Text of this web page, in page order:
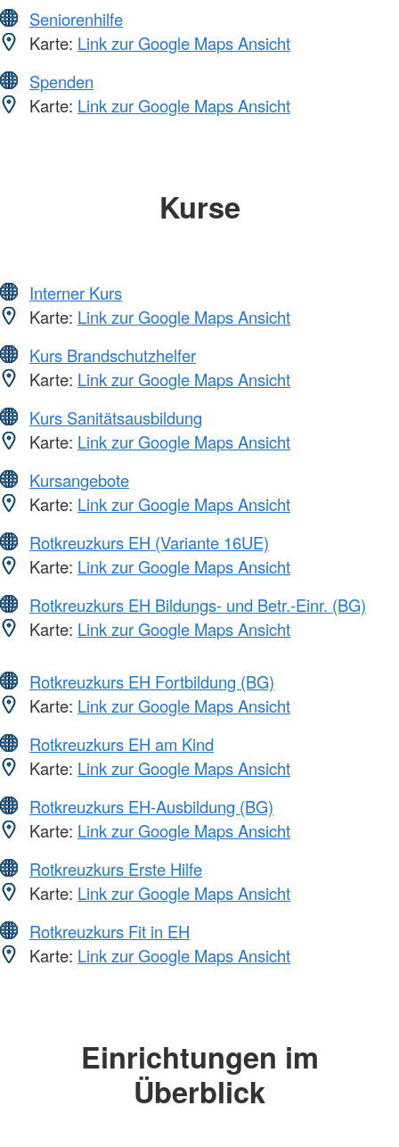
Seniorenhilfe
Karte: Link zur Google Maps Ansicht
Spenden
Karte: Link zur Google Maps Ansicht
Kurse
Interner Kurs
Karte: Link zur Google Maps Ansicht
Kurs Brandschutzhelfer
Karte: Link zur Google Maps Ansicht
Kurs Sanitätsausbildung
Karte: Link zur Google Maps Ansicht
Kursangebote
Karte: Link zur Google Maps Ansicht
Rotkreuzkurs EH (Variante 16UE)
Karte: Link zur Google Maps Ansicht
Rotkreuzkurs EH Bildungs- und Betr.-Einr. (BG)
Karte: Link zur Google Maps Ansicht
Rotkreuzkurs EH Fortbildung (BG)
Karte: Link zur Google Maps Ansicht
Rotkreuzkurs EH am Kind
Karte: Link zur Google Maps Ansicht
Rotkreuzkurs EH-Ausbildung (BG)
Karte: Link zur Google Maps Ansicht
Rotkreuzkurs Erste Hilfe
Karte: Link zur Google Maps Ansicht
Rotkreuzkurs Fit in EH
Karte: Link zur Google Maps Ansicht
Einrichtungen im
Überblick